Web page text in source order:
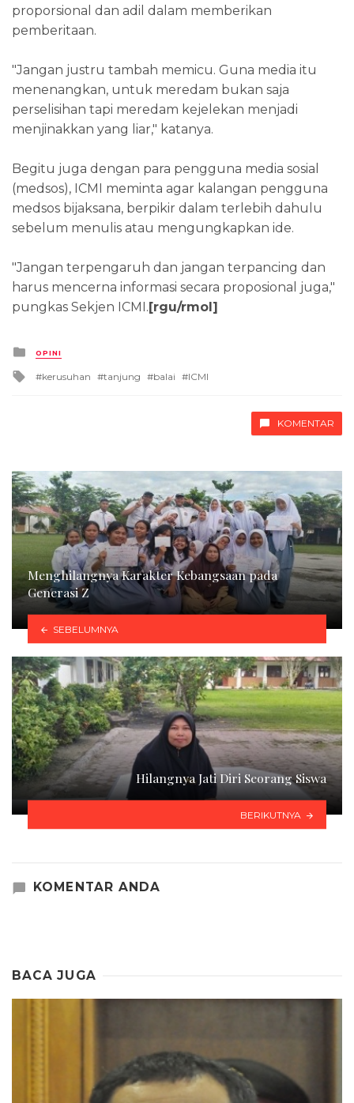
proporsional dan adil dalam memberikan
pemberitaan.
"Jangan justru tambah memicu. Guna media itu
menenangkan, untuk meredam bukan saja
perselisihan tapi meredam kejelekan menjadi
menjinakkan yang liar," katanya.
Begitu juga dengan para pengguna media sosial
(medsos), ICMI meminta agar kalangan pengguna
medsos bijaksana, berpikir dalam terlebih dahulu
sebelum menulis atau mengungkapkan ide.
"Jangan terpengaruh dan jangan terpancing dan
harus mencerna informasi secara proposional juga,"
pungkas Sekjen ICMI. [rgu/rmol]
Posted
in
OPINI
Tagged
kerusuhan tanjung balai ICMI
KOMENTAR
Menghilangnya Karakter Kebangsaan pada
Generasi Z
SEBELUMNYA
Hilangnya Jati Diri Seorang Siswa
BERIKUTNYA
KOMENTAR ANDA
BACA JUGA